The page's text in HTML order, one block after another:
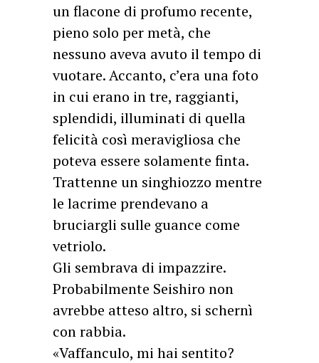
un flacone di profumo recente,
pieno solo per metà, che
nessuno aveva avuto il tempo di
vuotare. Accanto, c’era una foto
in cui erano in tre, raggianti,
splendidi, illuminati di quella
felicità così meravigliosa che
poteva essere solamente finta.
Trattenne un singhiozzo mentre
le lacrime prendevano a
bruciargli sulle guance come
vetriolo.
Gli sembrava di impazzire.
Probabilmente Seishiro non
avrebbe atteso altro, si schernì
con rabbia.
«Vaffanculo, mi hai sentito?